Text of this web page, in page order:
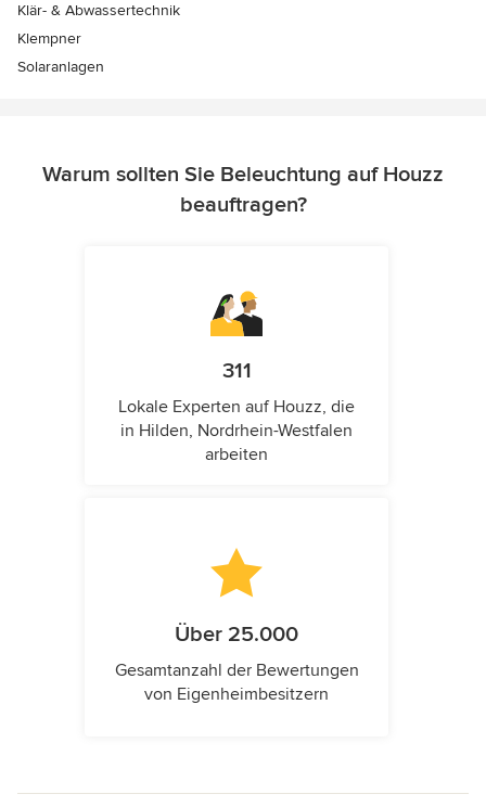
Klär- & Abwassertechnik
Klempner
Solaranlagen
Warum sollten Sie Beleuchtung auf Houzz
beauftragen?
311
Lokale Experten auf Houzz, die
in Hilden, Nordrhein-Westfalen
arbeiten
Über 25.000
Gesamtanzahl der Bewertungen
von Eigenheimbesitzern